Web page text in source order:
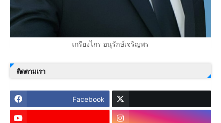
เกรียงไกร อนุรักษ์เจริญพร
ติดตามเรา
Facebook